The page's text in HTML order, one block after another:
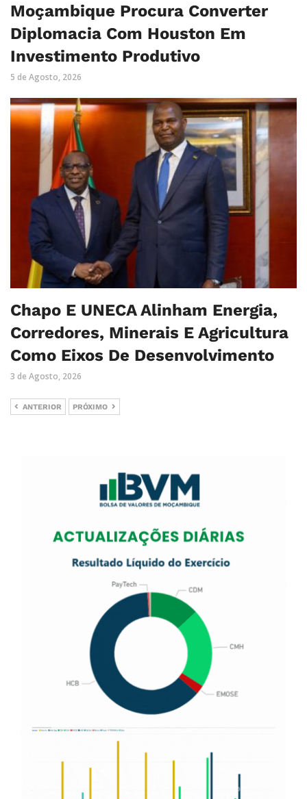
Moçambique Procura Converter
Diplomacia Com Houston Em
Investimento Produtivo
5 de Agosto, 2026
Chapo E UNECA Alinham Energia,
Corredores, Minerais E Agricultura
Como Eixos De Desenvolvimento
3 de Agosto, 2026
ANTERIOR PRÓXIMO